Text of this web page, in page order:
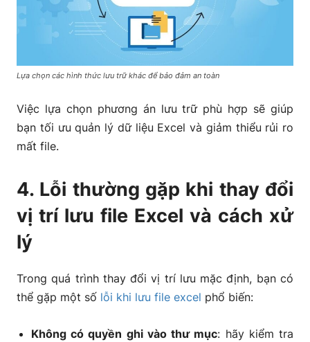
Lựa chọn các hình thức lưu trữ khác để bảo đảm an toàn
Việc lựa chọn phương án lưu trữ phù hợp sẽ giúp
bạn tối ưu quản lý dữ liệu Excel và giảm thiểu rủi ro
mất file.
4. Lỗi thường gặp khi thay đổi
vị trí lưu file Excel và cách xử
lý
Trong quá trình thay đổi vị trí lưu mặc định, bạn có
thể gặp một số lỗi khi lưu file excel phổ biến:
Không có quyền ghi vào thư mục: hãy kiểm tra